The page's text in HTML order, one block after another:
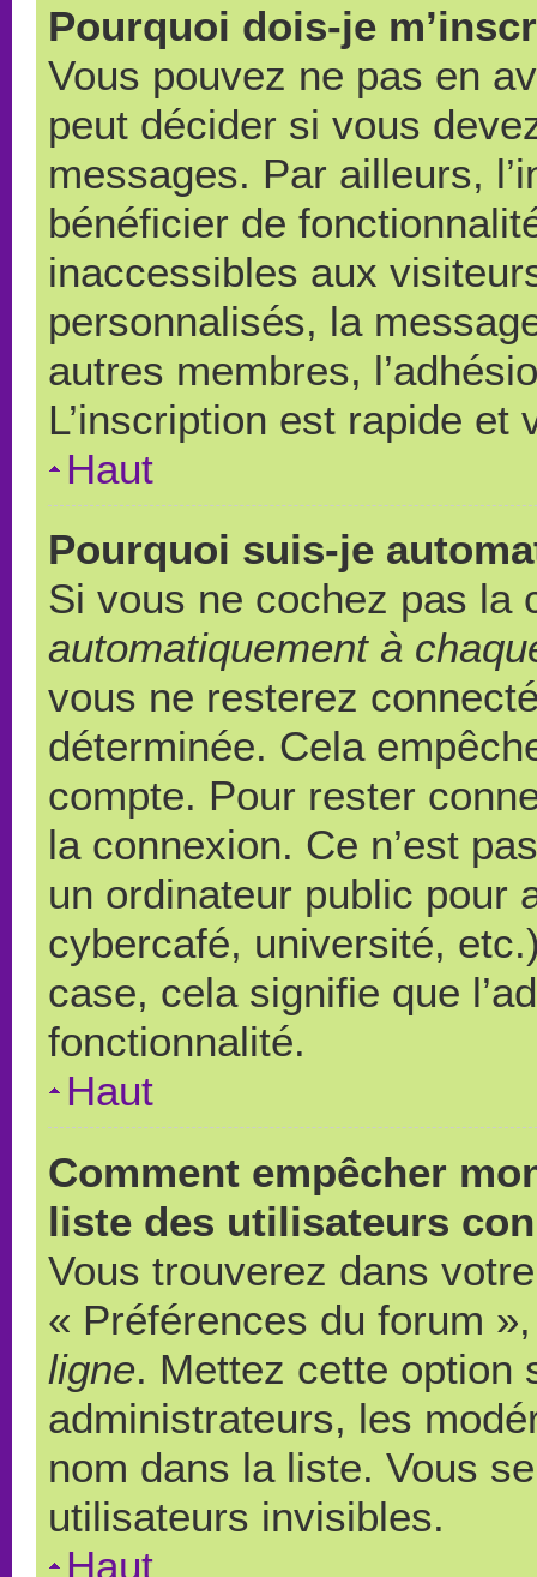
Pourquoi dois-je
Vous pouvez ne pas en
peut décider si vous
messages. Par ailleurs,
bénéficier de
inaccessibles aux
personnalisés, la
autres membres,
L’inscription est rapide et
Haut
Pourquoi suis-je
Si vous ne cochez pas la
automatiquement à
vous ne resterez
déterminée. Cela
compte. Pour rester
la connexion. Ce n’est
un ordinateur public pour
cybercafé, université,
case, cela signifie que
fonctionnalité.
Haut
Comment empêcher
liste des utilisateurs
Vous trouverez dans
« Préférences du forum
ligne. Mettez cette option
administrateurs, les
nom dans la liste. Vous
utilisateurs invisibles.
Haut